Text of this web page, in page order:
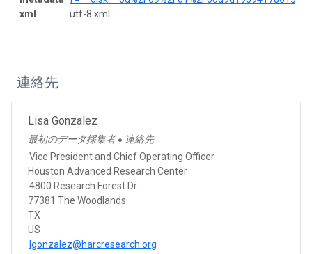
xml
utf-8 xml
連絡先
Lisa Gonzalez
最初のデータ採集者 ● 連絡先
Vice President and Chief Operating Officer
Houston Advanced Research Center
4800 Research Forest Dr
77381 The Woodlands
TX
US
lgonzalez@harcresearch.org